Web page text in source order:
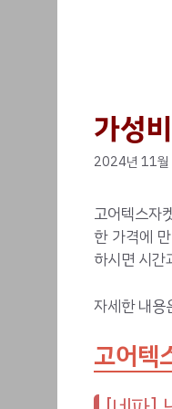
가성
2024년 11
고어텍스자
한 가격에
하시면 시간
자세한 내용
고어텍